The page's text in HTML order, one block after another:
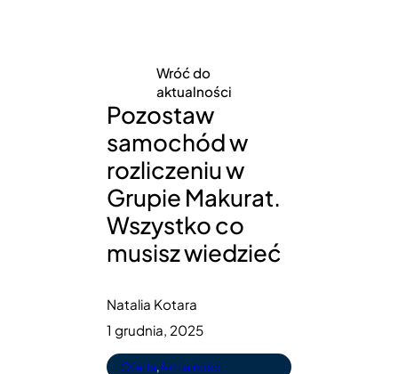
Wróć do
aktualności
Pozostaw
samochód w
rozliczeniu w
Grupie Makurat.
Wszystko co
musisz wiedzieć
Natalia Kotara
1 grudnia, 2025
Oferta,Aktualności